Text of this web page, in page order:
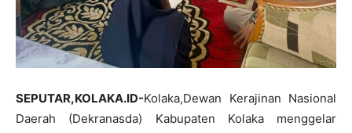
SEPUTAR,KOLAKA.ID-Kolaka,Dewan Kerajinan Nasional
Daerah (Dekranasda) Kabupaten Kolaka menggelar